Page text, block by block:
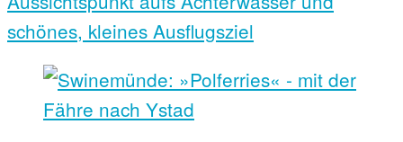
schönes, kleines Ausflugsziel